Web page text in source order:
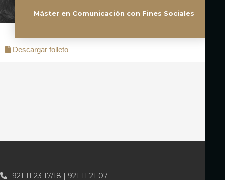
Máster en Comunicación con Fines Sociales
Descargar folleto
921 11 23 17/18 | 921 11 21 07